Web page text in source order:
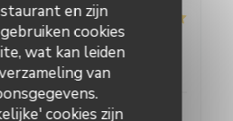
en zijn
cookies
wat kan leiden
van
cookies zijn
2
:5/5 Keuken: 5/5 Kwaliteit / Prijs